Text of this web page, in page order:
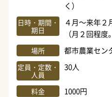
く）
日時・期間・
期日
４月～来年２
（月２回程度
場所 都市農業セン
定員・定数・
人員
30人
料金 1000円